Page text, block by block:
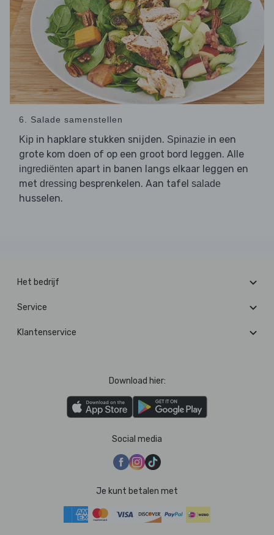
6. Salade samenstellen
Kip in hapklare stukken snijden. Spinazie in een
grote kom doen of op een groot bord leggen. Alle
ingrediënten apart in banen langs elkaar leggen en
met dressing besprenkelen. Aan tafel salade
husselen.
Het bedrijf
Service
Klantenservice
Download hier:
Social media
Je kunt betalen met